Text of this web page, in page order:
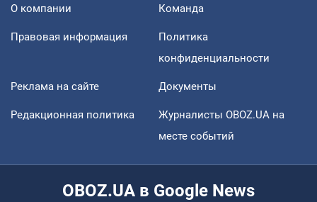
О компании Команда
Правовая информация
Политика
конфиденциальности
Реклама на сайте Документы
Редакционная политика
Журналисты OBOZ.UA на
месте событий
OBOZ.UA в Google News